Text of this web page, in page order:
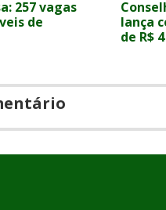
257 vagas
de
lança
de R$